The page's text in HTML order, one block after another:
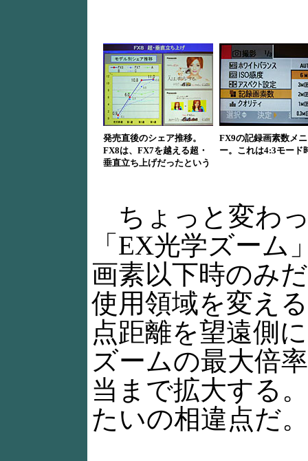
発売直後のシェア推移。
FX8は、FX7を越える超・
垂直立ち上げだったという
FX9の記録画素数メ
ー。これは4:3モード
ちょっと変わ
「EX光学ズーム
画素以下時のみ
使用領域を変え
点距離を望遠側
ズームの最大倍
当まで拡大する
たいの相違点だ。